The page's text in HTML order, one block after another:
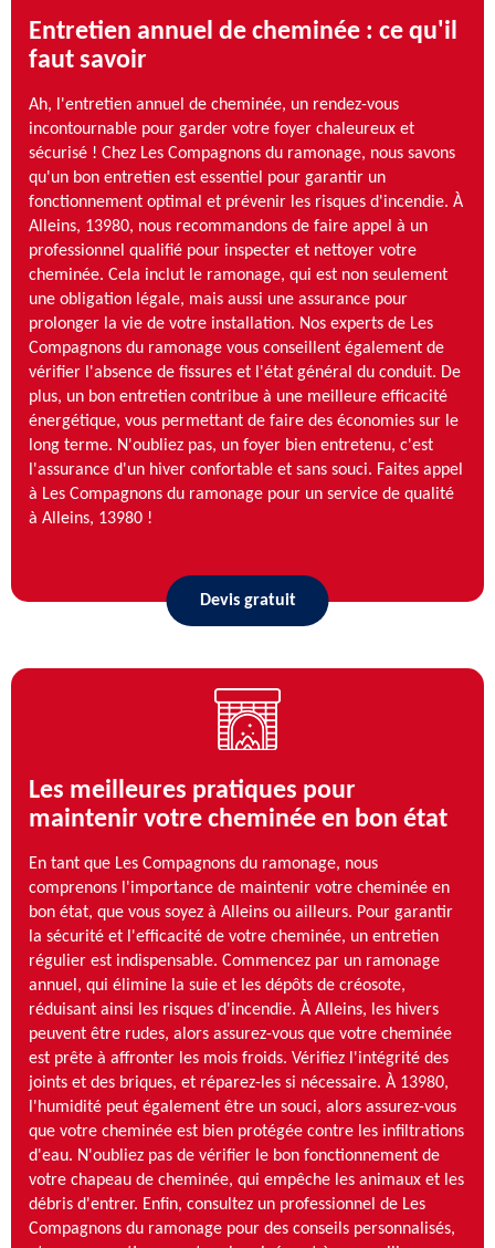
Entretien annuel de cheminée : ce qu'il
faut savoir
Ah, l'entretien annuel de cheminée, un rendez-vous
incontournable pour garder votre foyer chaleureux et
sécurisé ! Chez Les Compagnons du ramonage, nous savons
qu'un bon entretien est essentiel pour garantir un
fonctionnement optimal et prévenir les risques d'incendie. À
Alleins, 13980, nous recommandons de faire appel à un
professionnel qualifié pour inspecter et nettoyer votre
cheminée. Cela inclut le ramonage, qui est non seulement
une obligation légale, mais aussi une assurance pour
prolonger la vie de votre installation. Nos experts de Les
Compagnons du ramonage vous conseillent également de
vérifier l'absence de fissures et l'état général du conduit. De
plus, un bon entretien contribue à une meilleure efficacité
énergétique, vous permettant de faire des économies sur le
long terme. N'oubliez pas, un foyer bien entretenu, c'est
l'assurance d'un hiver confortable et sans souci. Faites appel
à Les Compagnons du ramonage pour un service de qualité
à Alleins, 13980 !
Devis gratuit
Les meilleures pratiques pour
maintenir votre cheminée en bon état
En tant que Les Compagnons du ramonage, nous
comprenons l'importance de maintenir votre cheminée en
bon état, que vous soyez à Alleins ou ailleurs. Pour garantir
la sécurité et l'efficacité de votre cheminée, un entretien
régulier est indispensable. Commencez par un ramonage
annuel, qui élimine la suie et les dépôts de créosote,
réduisant ainsi les risques d'incendie. À Alleins, les hivers
peuvent être rudes, alors assurez-vous que votre cheminée
est prête à affronter les mois froids. Vérifiez l'intégrité des
joints et des briques, et réparez-les si nécessaire. À 13980,
l'humidité peut également être un souci, alors assurez-vous
que votre cheminée est bien protégée contre les infiltrations
d'eau. N'oubliez pas de vérifier le bon fonctionnement de
votre chapeau de cheminée, qui empêche les animaux et les
débris d'entrer. Enfin, consultez un professionnel de Les
Compagnons du ramonage pour des conseils personnalisés,